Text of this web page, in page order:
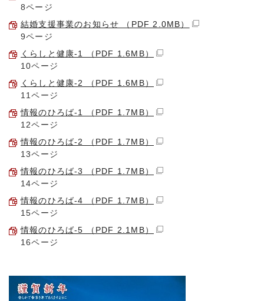
8ページ
結婚支援事業のお知らせ （PDF 2.0MB）
9ページ
くらしと健康-1 （PDF 1.6MB）
10ページ
くらしと健康-2 （PDF 1.6MB）
11ページ
情報のひろば-1 （PDF 1.7MB）
12ページ
情報のひろば-2 （PDF 1.7MB）
13ページ
情報のひろば-3 （PDF 1.7MB）
14ページ
情報のひろば-4 （PDF 1.7MB）
15ページ
情報のひろば-5 （PDF 2.1MB）
16ページ